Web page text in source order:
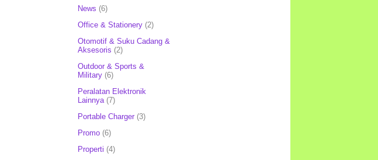
News (6)
Office & Stationery (2)
Otomotif & Suku Cadang &
Aksesoris (2)
Outdoor & Sports &
Military (6)
Peralatan Elektronik
Lainnya (7)
Portable Charger (3)
Promo (6)
Properti (4)